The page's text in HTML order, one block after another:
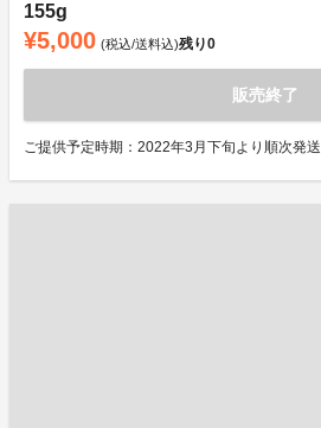
155g
¥5,000 (税込/送料込)残り0
販売終了
ご提供予定時期：2022年3月下旬より順次発送